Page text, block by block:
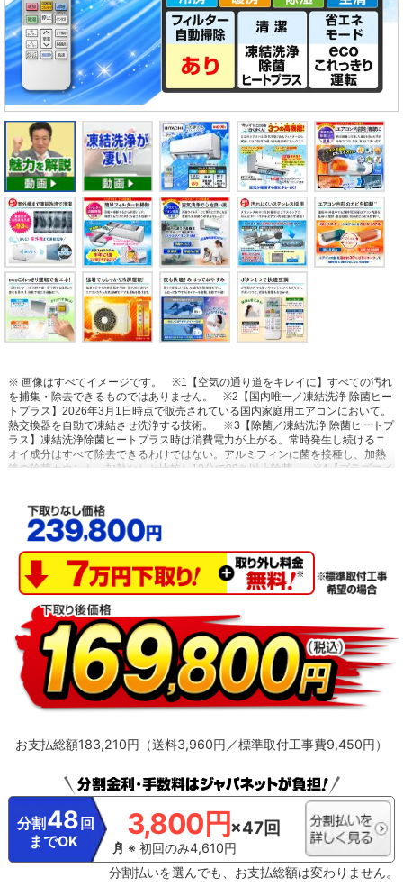
※ 画像はすべてイメージです。
※1【空気の通り道をキレイに】すべての汚れ
を捕集・除去できるものではありません。
※2【国内唯一／凍結洗浄 除菌ヒー
トプラス】2026年3月1日時点で販売されている国内家庭用エアコンにおいて。
熱交換器を自動で凍結させ洗浄する技術。
※3【除菌／凍結洗浄 除菌ヒートプ
ラス】凍結洗浄除菌ヒートプラス時は消費電力が上がる。常時発生し続けるニ
オイ成分はすべて除去できるわけではない。アルミフィンに菌を接種し、加熱
後の除菌カウント。加熱なしと比較し10分で99％以上除菌。
※4【プラズマイ
物質を捕集・抑制/ニオイを抑制】閉鎖された実験設備における試験結果による
もので、実使用空間での効果を示すものではありません。
抑制／カビバスター】約20分間。室温・湿度が上昇する場合あり。工場出荷時
は設定されておらずお客様ご自身による設定が必要。
※7【国内唯一／ステン
レス・クリーン システム】2026年3月1日時点で販売されている国内家庭用エア
コンにおいて。通風路、フラップにステンレスを採用。
※8【最上位モデルに
も搭載／凍結洗浄 除菌ヒートプラス】Xシリーズ搭載「凍結洗浄ヒートプラ
ス」とは加熱温度が異なる。手動運転のみ。
※9【「凍結洗浄」お客様満足度
約93％】「凍結洗浄」機能についての満足度。2023年11月調査。N=6,455。
※10【フィルター掃除で約10％の省エネ効果】外気温2℃、試験室の温度約
23℃、室温安定時1時間平均の消費電力を計測。埃2g塗布状態の消費電力
（521Wh）、掃除後の消費電力（466Wh）
※11【抗菌・防カビ・抗ウイルス
フィルター】フィルターの性能。部屋全体への抑制性能とは異なります。
※12【ダストボックスのお手入れ】ダストボックスは半年に1回を目安に定期的
に確認して、ホコリがたまっているようならお手入れをしてください。
Premiumプラズマ空清」とは異なる。
※14【ステンレスは埃の付着量がプラ
テンレス通風路・ステンレスフラップ】エアコンから出る空気を除菌している
わけではありません。JIS Z 2801定量試験(フィルム密着法)によります。
※16【ecoこれっきり運転で省エネ】RAS-GT4026D、洋室14畳。冷房時:外気
温35℃、設定温度27℃、風速自動において、室温安定時の1時間あたりの積算消
費電力量が［ecoこれっきり］ON（262Wh）とOFF（303Wh）との比較。カー
テンを閉め切った日射量の少ない日中を想定。
※17【外気温50℃でも運転】
運転中の室外機の吸い込み空気温度。ベランダなど狭小スペースに設置した場
お支払総額183,210円（送料3,960円／標準取付工事費9,450円）
分割 48 回
までOK
3,800円×47回
※ 初回のみ4,610円
分割払いを選んでも、お支払総額は変わりません。